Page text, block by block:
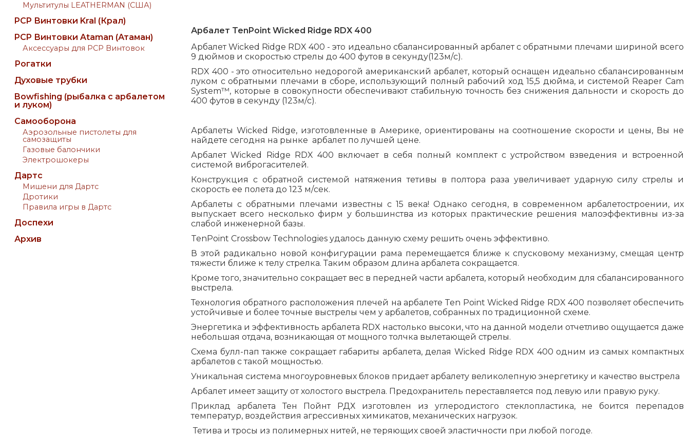
Мультитулы LEATHERMAN (США)
PCP Винтовки Kral (Крал)
PCP Винтовки Ataman (Атаман)
Аксессуары для PCP Винтовок
Рогатки
Духовые трубки
Bowfishing (рыбалка с арбалетом
и луком)
Самооборона
Аэрозольные пистолеты для
самозащиты
Газовые балончики
Электрошокеры
Дартс
Мишени для Дартс
Дротики
Правила игры в Дартс
Доспехи
Архив
Арбалет TenPoint Wicked Ridge RDX 400
Арбалет Wicked Ridge RDX 400 - это идеально сбалансированный арбалет с обратными плечами шириной всего
9 дюймов и скоростью стрелы до 400 футов в секунду(123м/с).
RDX 400 - это относительно недорогой американский арбалет, который оснащен идеально сбалансированным
луком с обратными плечами в сборе, использующий полный рабочий ход 15,5 дюйма, и системой Reaper Cam
System™, которые в совокупности обеспечивают стабильную точность без снижения дальности и скорость до
400 футов в секунду (123м/с).
Арбалеты Wicked Ridge, изготовленные в Америке, ориентированы на соотношение скорости и цены, Вы не
найдете сегодня на рынке арбалет по лучшей цене.
Арбалет Wicked Ridge RDX 400 включает в себя полный комплект с устройством взведения и встроенной
системой виброгасителей.
Конструкция с обратной системой натяжения тетивы в полтора раза увеличивает ударную силу стрелы и
скорость ее полета до 123 м/сек.
Арбалеты с обратными плечами известны с 15 века! Однако сегодня, в современном арбалетостроении, их
выпускает всего несколько фирм у большинства из которых практические решения малоэффективны из-за
слабой инженерной базы.
TenPoint Crossbow Technologies удалось данную схему решить очень эффективно.
В этой радикально новой конфигурации рама перемещается ближе к спусковому механизму, смещая центр
тяжести ближе к телу стрелка. Таким образом длина арбалета сокращается.
Кроме того, значительно сокращает вес в передней части арбалета, который необходим для сбалансированного
выстрела.
Технология обратного расположения плечей на арбалете Ten Point Wicked Ridge RDX 400 позволяет обеспечить
устойчивые и более точные выстрелы чем у арбалетов, собранных по традиционной схеме.
Энергетика и эффективность арбалета RDX настолько высоки, что на данной модели отчетливо ощущается даже
небольшая отдача, возникающая от мощного толчка вылетающей стрелы.
Схема булл-пап также сокращает габариты арбалета, делая Wicked Ridge RDX 400 одним из самых компактных
арбалетов с такой мощностью.
Уникальная система многоуровневых блоков придает арбалету великолепную энергетику и качество выстрела
Арбалет имеет защиту от холостого выстрела. Предохранитель переставляется под левую или правую руку.
Приклад арбалета Тен Пойнт РДХ изготовлен из углеродистого стеклопластика, не боится перепадов
температур, воздействия агрессивных химикатов, механических нагрузок.
Тетива и тросы из полимерных нитей, не теряющих своей эластичности при любой погоде.